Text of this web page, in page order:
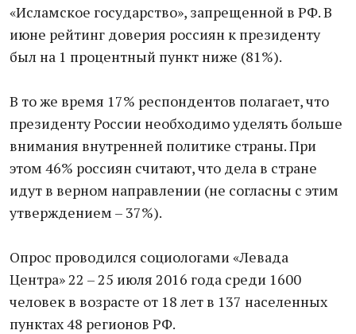
«Исламское государство», запрещенной в РФ. В
июне рейтинг доверия россиян к президенту
был на 1 процентный пункт ниже (81%).
В то же время 17% респондентов полагает, что
президенту России необходимо уделять больше
внимания внутренней политике страны. При
этом 46% россиян считают, что дела в стране
идут в верном направлении (не согласны с этим
утверждением – 37%).
Опрос проводился социологами «Левада
Центра» 22 – 25 июля 2016 года среди 1600
человек в возрасте от 18 лет в 137 населенных
пунктах 48 регионов РФ.